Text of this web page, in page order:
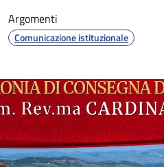
Argomenti
Comunicazione istituzionale